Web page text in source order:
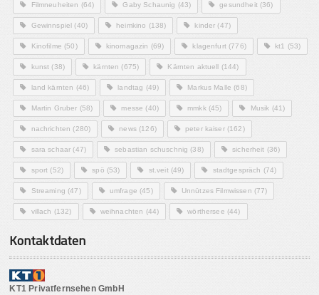
Filmneuheiten (64) Gaby Schaunig (43) gesundheit(36)
Gewinnspiel (40) heimkino (138) kinder (47)
Kinofilme (50) kinomagazin (69) klagenfurt(776) kt1 (53)
kunst (38) kärnten (675) Kärnten aktuell (144)
land kärnten (46) landtag (49) Markus Malle (68)
Martin Gruber (58) messe (40) mmkk(45) Musik (41)
nachrichten (280) news(126) peter kaiser(162)
sara schaar (47) sebastian schuschnig (38) sicherheit (36)
sport (52) spö (53) st.veit(49) stadtgespräch (74)
Streaming (47) umfrage (45) Unnützes Filmwissen (77)
villach (132) weihnachten (44) wörthersee (44)
Kontaktdaten
KT1 Privatfernsehen GmbH